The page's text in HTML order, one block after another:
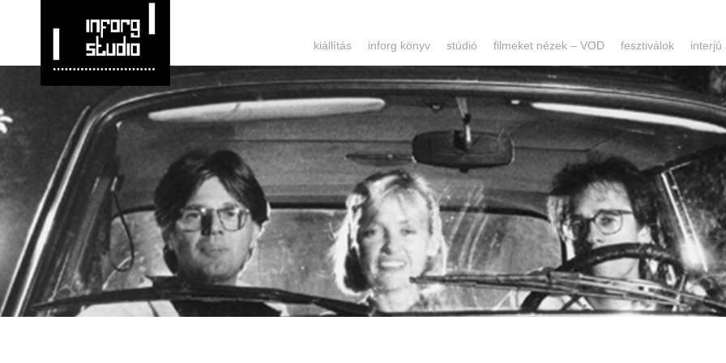
kiállítás inforg könyv stúdió filmeket nézek – VOD fesztiválok interjú